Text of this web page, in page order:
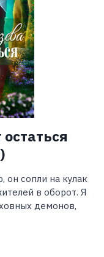
он сопли на кулак
в оборот. Я
демонов,